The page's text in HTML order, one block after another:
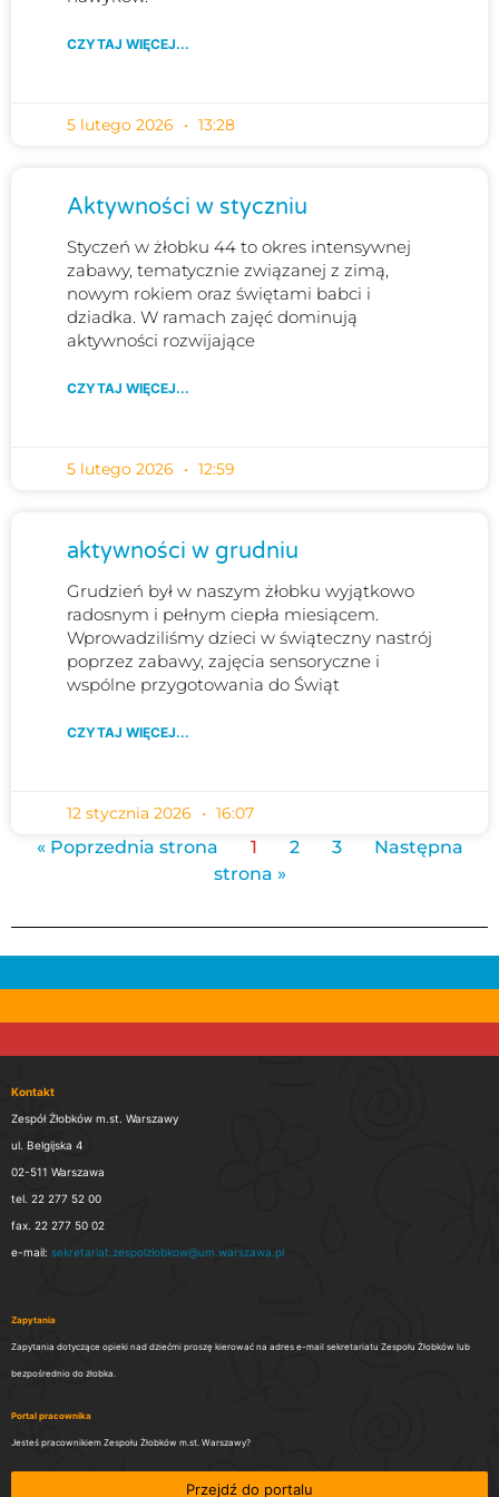
CZYTAJ WIĘCEJ...
5 lutego 2026 13:28
Aktywności w styczniu
Styczeń w żłobku 44 to okres intensywnej
zabawy, tematycznie związanej z zimą,
nowym rokiem oraz świętami babci i
dziadka. W ramach zajęć dominują
aktywności rozwijające
CZYTAJ WIĘCEJ...
5 lutego 2026 12:59
aktywności w grudniu
Grudzień był w naszym żłobku wyjątkowo
radosnym i pełnym ciepła miesiącem.
Wprowadziliśmy dzieci w świąteczny nastrój
poprzez zabawy, zajęcia sensoryczne i
wspólne przygotowania do Świąt
CZYTAJ WIĘCEJ...
12 stycznia 2026 16:07
« Poprzednia strona 1 2 3
Następna
strona »
Kontakt
Zespół Żłobków m.st. Warszawy
ul. Belgijska 4
02-511 Warszawa
tel. 22 277 52 00
fax. 22 277 50 02
e-mail: sekretariat.zespolzlobkow@um.warszawa.pl
Zapytania
Zapytania dotyczące opieki nad dziećmi proszę kierować na adres e-mail sekretariatu Zespołu Żłobków lub
bezpośrednio do żłobka.
Portal pracownika
Jesteś pracownikiem Zespołu Żłobków m.st. Warszawy?
Przejdź do portalu